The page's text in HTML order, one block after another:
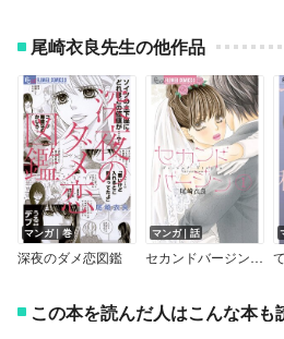
尾崎衣良先生の他作品
マンガ｜巻
深夜のダメ恋図鑑
マンガ｜話
セカンドバージン【マイクロ】
この本を読んだ人はこんな本も